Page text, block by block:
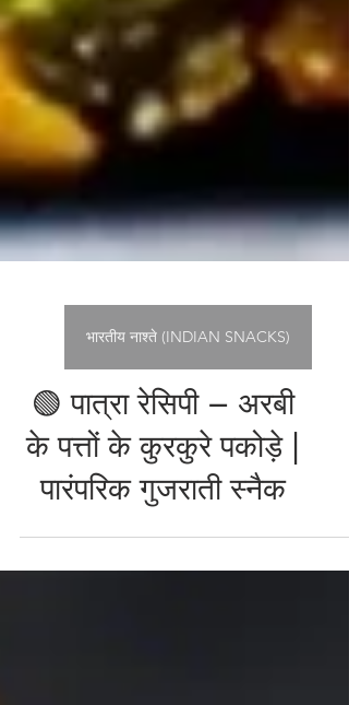
भारतीय नाश्ते (INDIAN SNACKS)
🟢 पात्रा रेसिपी – अरबी
के पत्तों के कुरकुरे पकोड़े |
पारंपरिक गुजराती स्नैक